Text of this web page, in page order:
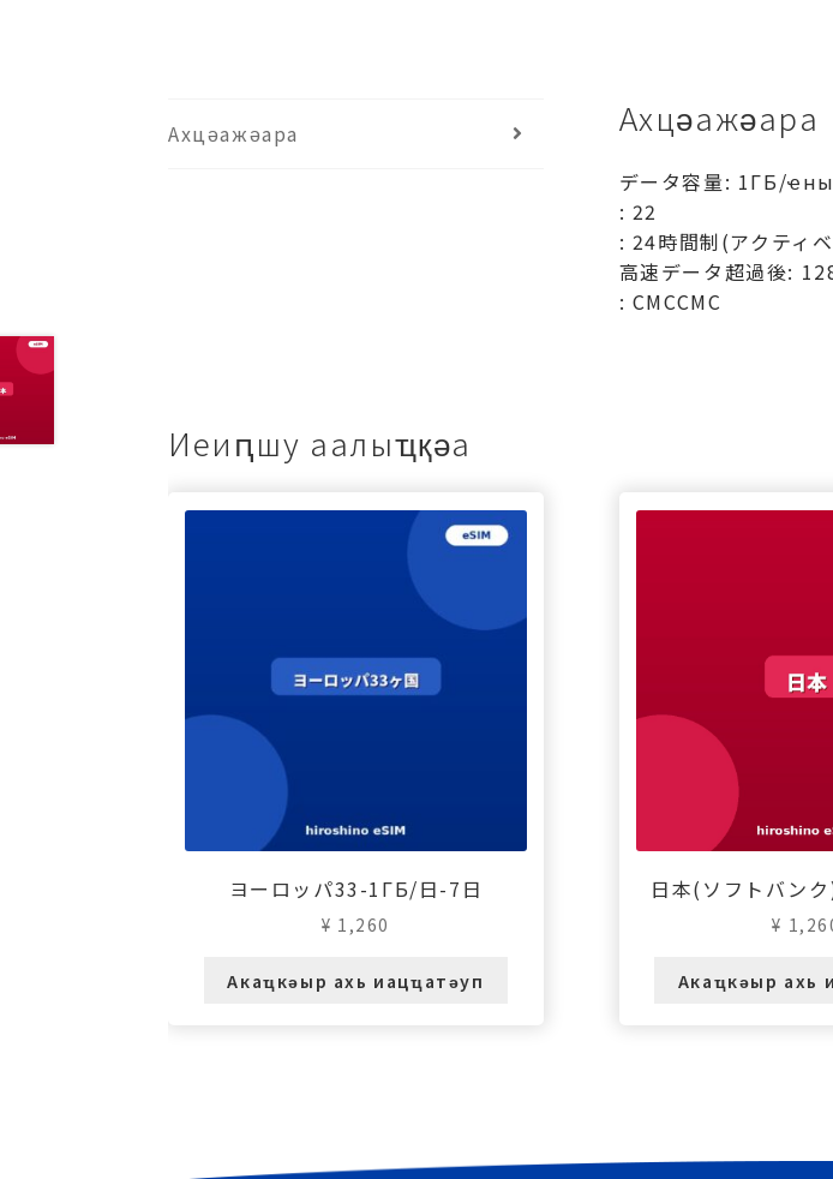
Ахцәажәара Ахцәажәара
データ容量: 1ГБ/ҽны
: 22
: 24時間制(アクティ
高速データ超過後:
: СМССМС
Иеиԥшу аалыҵқәа
ヨーロッパ33-1ГБ/日-7日
¥ 1,260
Акаҵкәыр ахь иацҵатәуп
日本(ソフトバン
¥
Акаҵкәыр ахь